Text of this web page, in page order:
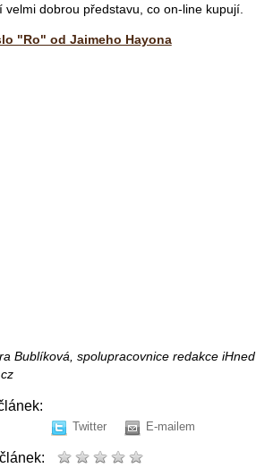
velmi dobrou představu, co on-line kupují.
"Ro" od Jaimeho Hayona
Bublíková, spolupracovnice redakce iHned
Twitter E-mailem